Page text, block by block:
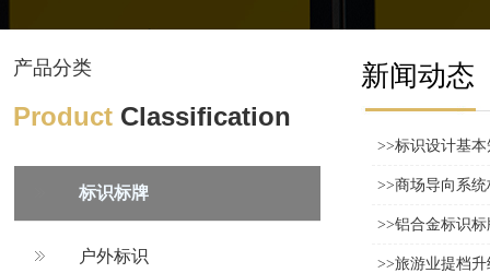
产品分类
Product Classification
标识标牌
户外标识
新闻动态
>>标识设计基本
>>商场导向系
>>铝合金标识
>>旅游业提档